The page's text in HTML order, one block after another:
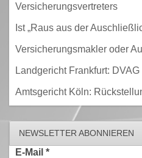
Versicherungsvertreters
Ist „Raus aus der
Versicherungsmakler oder
Landgericht Frankfurt:
Amtsgericht Köln:
NEWSLETTER ABONNIEREN
E-Mail *